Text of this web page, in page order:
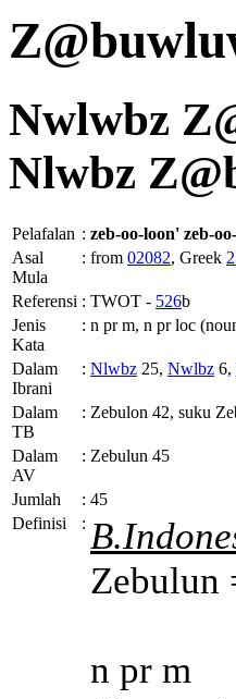
Nwlwbz
Nlwbz
Pelafalan : zeb-oo-loon' zeb-
Asal
Mula
: from 02082, Greek
Referensi : TWOT - 526b
Jenis
Kata
: n pr m, n pr loc
Dalam
Ibrani
: Nlwbz 25, Nwlbz 6,
Dalam
TB
: Zebulon 42, suku
Dalam
AV
: Zebulun 45
Jumlah : 45
Definisi
:
Zebulun
n pr m